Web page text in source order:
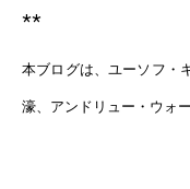
**
本ブログは、ユーソフ・
濠、アンドリュー・ウォ